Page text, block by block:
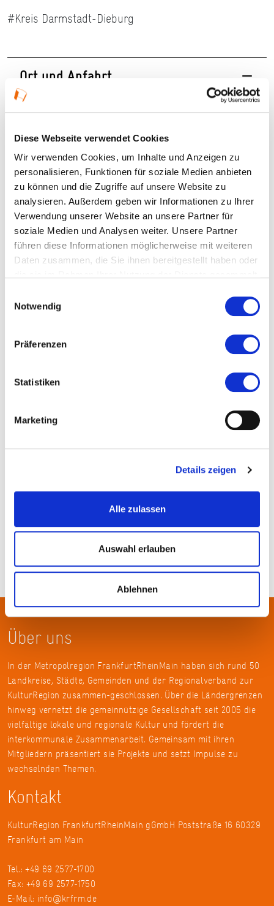
Diese Webseite verwendet Cookies
Wir verwenden Cookies, um Inhalte und Anzeigen zu
personalisieren, Funktionen für soziale Medien anbieten
zu können und die Zugriffe auf unsere Website zu
analysieren. Außerdem geben wir Informationen zu Ihrer
Verwendung unserer Website an unsere Partner für
soziale Medien und Analysen weiter. Unsere Partner
führen diese Informationen möglicherweise mit weiteren
Daten zusammen, die Sie ihnen bereitgestellt haben oder
Notwendig
Präferenzen
Statistiken
Marketing
Details zeigen
Alle zulassen
Auswahl erlauben
Ablehnen
#Kreis Darmstadt-Dieburg
Ort und Anfahrt
Uhlandstraße 20
64319 Pfungstadt
Auf Google Maps ansehen
Auf OpenStreetMap ansehen
Villa Büchner, Pfungstadt, © Rainer Ohl
Über uns
In der Metropolregion FrankfurtRheinMain haben sich rund 50
Landkreise, Städte, Gemeinden und der Regionalverband zur
KulturRegion zusammen-geschlossen. Über die Ländergrenzen
hinweg vernetzt die gemeinnützige Gesellschaft seit 2005 die
vielfältige lokale und regionale Kultur und fördert die
interkommunale Zusammenarbeit. Gemeinsam mit ihren
Mitgliedern präsentiert sie Projekte und setzt Impulse zu
wechselnden Themen.
Kontakt
KulturRegion FrankfurtRheinMain gGmbH Poststraße 16 60329
Frankfurt am Main
Tel.: +49 69 2577-1700
Fax: +49 69 2577-1750
E-Mail: info@krfrm.de